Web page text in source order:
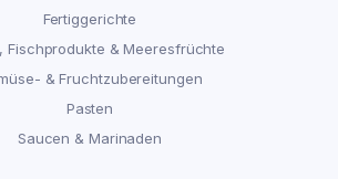
Fertiggerichte
Fischprodukte & Meeresfrüchte
& Fruchtzubereitungen
Pasten
Saucen & Marinaden